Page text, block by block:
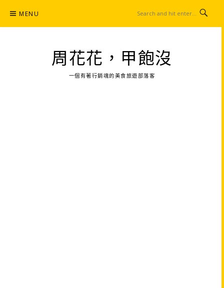
content
MENU
周花花，甲飽沒
一個有著行銷魂的美食旅遊部落客